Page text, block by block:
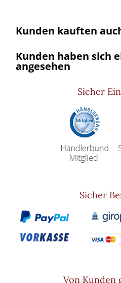
Kunden kauften
Kunden haben sich
angesehen
Sicher
Sicher
Von Kunden